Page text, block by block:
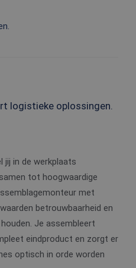
logistieke oplossingen.
jij in de werkplaats
tot hoogwaardige
met
betrouwbaarheid en
Je assembleert
eindproduct en zorgt er
optisch in orde worden